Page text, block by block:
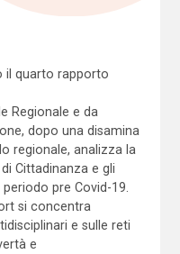
il quarto rapporto
Regionale e da
dopo una disamina
regionale, analizza la
Cittadinanza e gli
pre Covid-19.
si concentra
e sulle reti
e